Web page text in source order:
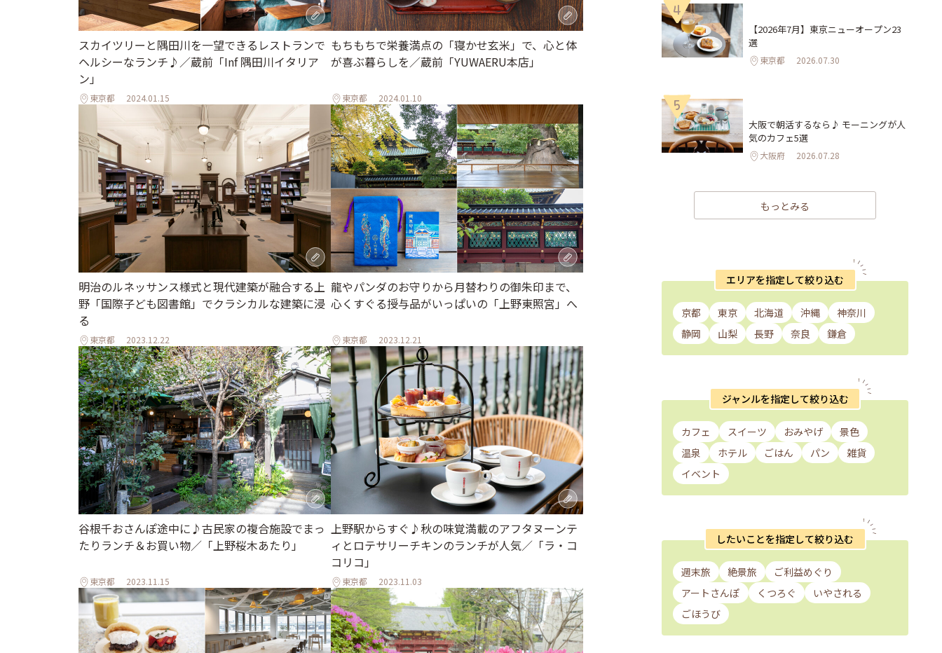
スカイツリーと隅田川を一望できるレストランで
ヘルシーなランチ♪／蔵前「Inf 隅田川イタリア
ン」
東京都 2024.01.15
もちもちで栄養満点の「寝かせ玄米」で、心と体
が喜ぶ暮らしを／蔵前「YUWAERU本店」
東京都 2024.01.10
明治のルネッサンス様式と現代建築が融合する上
野「国際子ども図書館」でクラシカルな建築に浸
る
東京都 2023.12.22
龍やパンダのお守りから月替わりの御朱印まで、
心くすぐる授与品がいっぱいの「上野東照宮」へ
東京都 2023.12.21
谷根千おさんぽ途中に♪古民家の複合施設でまっ
たりランチ＆お買い物／「上野桜木あたり」
東京都 2023.11.15
上野駅からすぐ♪秋の味覚満載のアフタヌーンテ
ィとロテサリーチキンのランチが人気／「ラ・コ
コリコ」
東京都 2023.11.03
4
【2026年7月】東京ニューオープン23
選
東京都 2026.07.30
5
大阪で朝活するなら♪ モーニングが人
気のカフェ5選
大阪府 2026.07.28
もっとみる
エリアを指定して絞り込む
京都 東京 北海道 沖縄
神奈川
静岡
山梨 長野 奈良 鎌倉
ジャンルを指定して絞り込む
カフェ スイーツ おみやげ
景色
温泉
ホテル ごはん パン
雑貨
イベント
したいことを指定して絞り込む
週末旅 絶景旅
ご利益めぐり
アートさんぽ
くつろぐ
いやされる
ごほうび